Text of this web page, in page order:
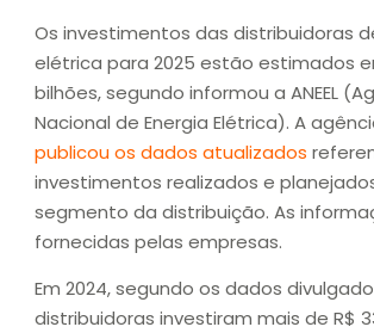
Os investimentos das distribuidoras
elétrica para 2025 estão estimados
bilhões, segundo informou a ANEEL
Nacional de Energia Elétrica). A
publicou os dados atualizados
investimentos realizados e
segmento da distribuição. As
fornecidas pelas empresas.
Em 2024, segundo os dados
distribuidoras investiram mais de R$